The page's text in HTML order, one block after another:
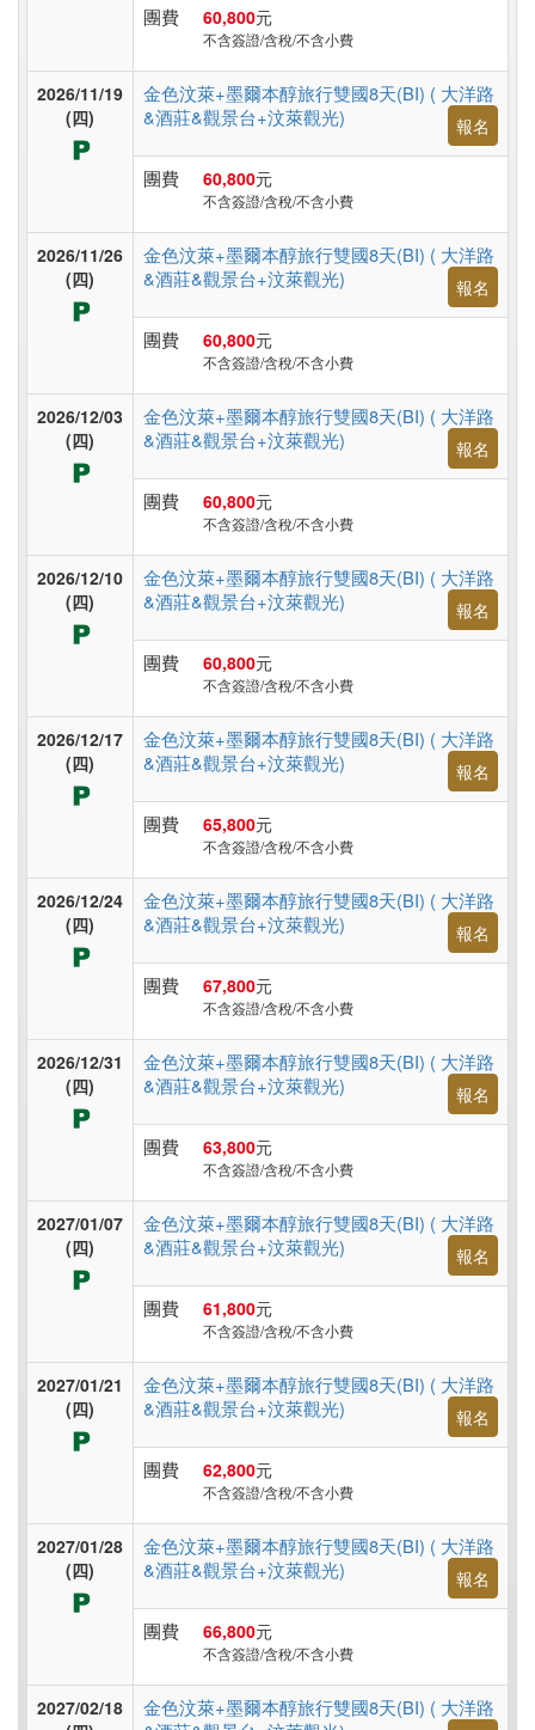
高
無
團費 60,800元
不含簽證/含稅/不含小費
2026/11/19
(四)
金色汶萊+墨爾本醇旅行雙國8天(BI) ( 大洋路
&酒莊&觀景台+汶萊觀光)
報名
團費 60,800元
不含簽證/含稅/不含小費
2026/11/26
(四)
金色汶萊+墨爾本醇旅行雙國8天(BI) ( 大洋路
&酒莊&觀景台+汶萊觀光)
報名
團費 60,800元
不含簽證/含稅/不含小費
2026/12/03
(四)
金色汶萊+墨爾本醇旅行雙國8天(BI) ( 大洋路
&酒莊&觀景台+汶萊觀光)
報名
團費 60,800元
不含簽證/含稅/不含小費
2026/12/10
(四)
金色汶萊+墨爾本醇旅行雙國8天(BI) ( 大洋路
&酒莊&觀景台+汶萊觀光)
報名
團費 60,800元
不含簽證/含稅/不含小費
2026/12/17
(四)
金色汶萊+墨爾本醇旅行雙國8天(BI) ( 大洋路
&酒莊&觀景台+汶萊觀光)
報名
團費 65,800元
不含簽證/含稅/不含小費
2026/12/24
(四)
金色汶萊+墨爾本醇旅行雙國8天(BI) ( 大洋路
&酒莊&觀景台+汶萊觀光)
報名
團費 67,800元
不含簽證/含稅/不含小費
2026/12/31
(四)
金色汶萊+墨爾本醇旅行雙國8天(BI) ( 大洋路
&酒莊&觀景台+汶萊觀光)
報名
團費 63,800元
不含簽證/含稅/不含小費
2027/01/07
(四)
金色汶萊+墨爾本醇旅行雙國8天(BI) ( 大洋路
&酒莊&觀景台+汶萊觀光)
報名
團費 61,800元
不含簽證/含稅/不含小費
2027/01/21
(四)
金色汶萊+墨爾本醇旅行雙國8天(BI) ( 大洋路
&酒莊&觀景台+汶萊觀光)
報名
團費 62,800元
不含簽證/含稅/不含小費
2027/01/28
(四)
金色汶萊+墨爾本醇旅行雙國8天(BI) ( 大洋路
&酒莊&觀景台+汶萊觀光)
報名
團費 66,800元
不含簽證/含稅/不含小費
2027/02/18
金色汶萊+墨爾本醇旅行雙國8天(BI) ( 大洋路